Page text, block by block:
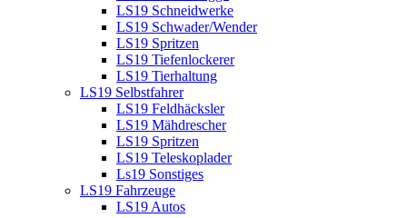
LS19 Schneidwerke
LS19 Schwader/Wender
LS19 Spritzen
LS19 Tiefenlockerer
LS19 Tierhaltung
LS19 Selbstfahrer
LS19 Feldhäcksler
LS19 Mähdrescher
LS19 Spritzen
LS19 Teleskoplader
Ls19 Sonstiges
LS19 Fahrzeuge
LS19 Autos